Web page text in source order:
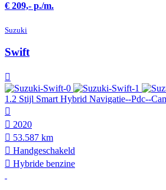
€ 209,- p./m.
Suzuki
Swift
1.2 Stijl Smart Hybrid Navigatie--Pdc--
2020
53.587 km
Hand­geschakeld
Hybride benzine